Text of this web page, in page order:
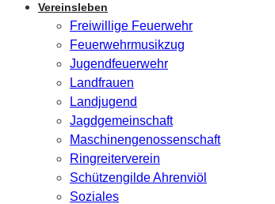
Vereinsleben
Freiwillige Feuerwehr
Feuerwehrmusikzug
Jugendfeuerwehr
Landfrauen
Landjugend
Jagdgemeinschaft
Maschinengenossenschaft
Ringreiterverein
Schützengilde Ahrenviöl
Soziales